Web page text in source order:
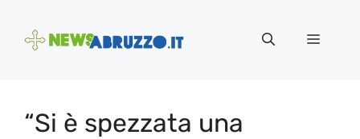
Menu
“Si è spezzata una